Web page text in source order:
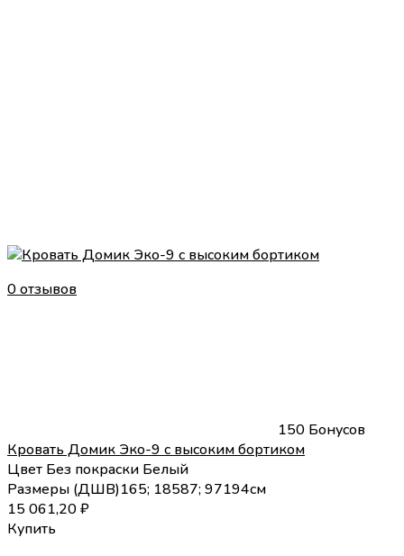
0 отзывов
150 Бонусов
Кровать Домик Эко-9 с высоким бортиком
Цвет Без покраски Белый
Размеры (ДШВ)165; 18587; 97194см
15 061,20₽
Купить